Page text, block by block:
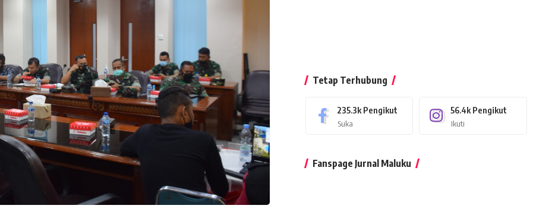
Tetap Terhubung
235.3k Pengikut
Suka
56.4k Pengikut
Ikuti
Fanspage Jurnal Maluku